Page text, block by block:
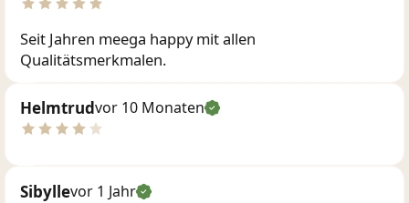
Seit Jahren meega happy mit allen
Qualitätsmerkmalen.
Helmtrudvor 10 Monaten
Sibyllevor 1 Jahr